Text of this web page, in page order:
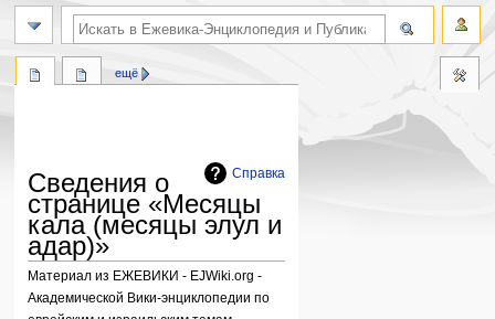
Справка
Сведения о
странице «Месяцы
кала (месяцы элул и
адар)»
Материал из ЕЖЕВИКИ - EJWiki.org -
Академической Вики-энциклопедии по
ещё
поиск по словам